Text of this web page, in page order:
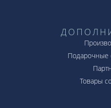
Подарочные
Товары